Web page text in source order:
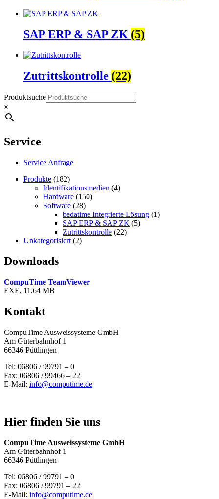
SAP ERP & SAP ZK (5)
Zutrittskontrolle (22)
Produktsuche
×
Service
Service Anfrage
Produkte (182)
Identifikations­medien (4)
Hardware (150)
Software (28)
bedatime Integrierte Lösung (1)
SAP ERP & SAP ZK (5)
Zutrittskontrolle (22)
Unkategorisiert (2)
Downloads
CompuTime TeamViewer
EXE, 11,64 MB
Kontakt
CompuTime Ausweissysteme GmbH
Am Güterbahnhof 1
66346 Püttlingen
Tel: 06806 / 99791 – 0
Fax: 06806 / 99466 – 22
E-Mail: info@computime.de
Hier finden Sie uns
CompuTime Ausweissysteme GmbH
Am Güterbahnhof 1
66346 Püttlingen
Tel: 06806 / 99791 – 0
Fax: 06806 / 99791 – 22
E-Mail: info@computime.de